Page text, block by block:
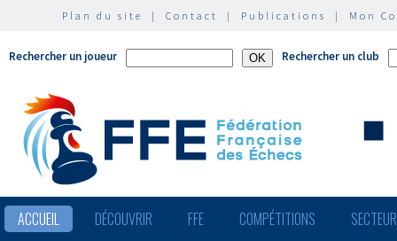
Plan du site | Contact | Publications | Mon
Rechercher un joueur Rechercher un club
ACCUEIL DÉCOUVRIR FFE COMPÉTITIONS